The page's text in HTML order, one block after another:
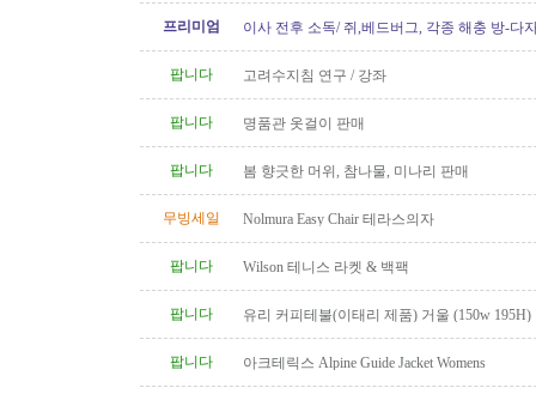
프리미엄 이사 전후 소독/ 쥐,베드버그, 각종 해충 방-다
팝니다 고려수지침 연구 / 강좌
팝니다 명품관 옷걸이 판매
팝니다 봄 향긋한 머위, 참나물, 미나리 판매
무빙세일 Nolmura Easy Chair 테라스의자
팝니다 Wilson 테니스 라켓 & 백팩
팝니다 유리 커피테불(이태리 제품) 거울 (150w 195H)
팝니다 아크테릭스 Alpine Guide Jacket Womens